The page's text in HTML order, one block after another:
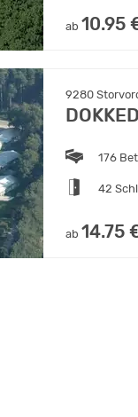
ab 10.95
9280
176
42
ab 14.75